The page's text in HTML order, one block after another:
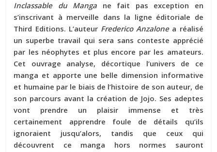
Inclassable du Manga ne fait pas exception en
s’inscrivant à merveille dans la ligne éditoriale de
Third Editions. L’auteur Frederico Anzalonea réalisé
un superbe travail qui sera sans conteste apprécié
par les néophytes et plus encore par les amateurs.
Cet ouvrage analyse, décortique l’univers de ce
manga et apporte une belle dimension informative
et humaine par le biais de l’histoire de son auteur, de
son parcours avant la création de Jojo. Ses adeptes
vont prendre un plaisir immense et très
certainement apprendre foule de détails qu’ils
ignoraient jusqu’alors, tandis que ceux qui
découvrent ce manga hors normes sauront